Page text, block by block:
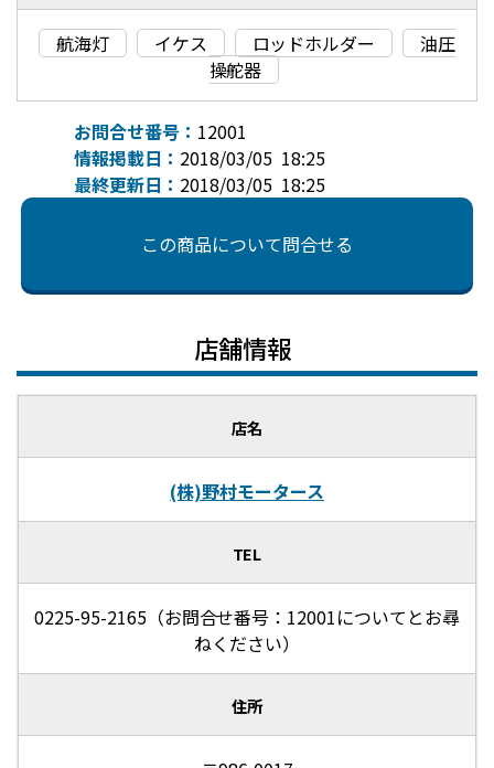
航海灯 イケス ロッドホルダー
油圧
操舵器
お問合せ番号： 12001
情報掲載日： 2018/03/05 18:25
最終更新日： 2018/03/05 18:25
この商品について問合せる
店舗情報
店名
(株)野村モータース
TEL
0225-95-2165（お問合せ番号：12001についてとお尋
ねください）
住所